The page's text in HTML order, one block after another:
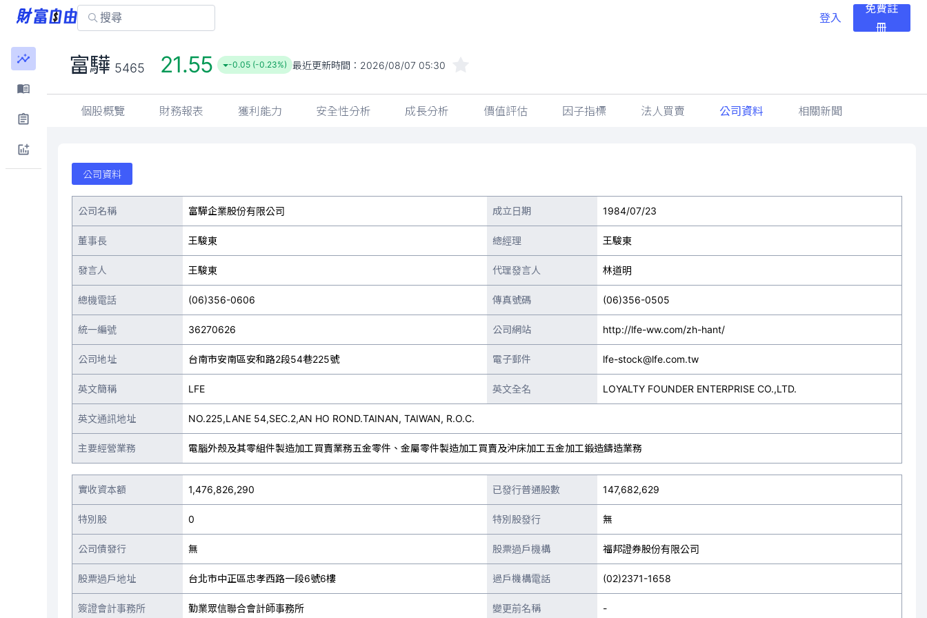
登入
免費註
冊
富驊 5465 21.55 -0.05 (-0.23%) 最近更新時間： 2026/08/07 05:30
個股概覽 財務報表 獲利能力 安全性分析 成長分析 價值評估 因子指標 法人買賣 公司資料 相關新聞
公司資料
公司名稱 富驊企業股份有限公司 成立日期 1984/07/23
董事長 王駿東 總經理 王駿東
發言人 王駿東 代理發言人 林道明
總機電話 (06)356-0606 傳真號碼 (06)356-0505
統一編號 36270626 公司網站 http://lfe-ww.com/zh-hant/
公司地址 台南市安南區安和路2段54巷225號 電子郵件 lfe-stock@lfe.com.tw
英文簡稱 LFE 英文全名 LOYALTY FOUNDER ENTERPRISE CO.,LTD.
英文通訊地址 NO.225,LANE 54,SEC.2,AN HO ROND.TAINAN, TAIWAN, R.O.C.
主要經營業務 電腦外殼及其零組件製造加工買賣業務五金零件、金屬零件製造加工買賣及沖床加工五金加工鍛造鑄造業務
實收資本額 1,476,826,290 已發行普通股數 147,682,629
特別股 0 特別股發行 無
公司債發行 無 股票過戶機構 福邦證券股份有限公司
股票過戶地址 台北市中正區忠孝西路一段6號6樓 過戶機構電話 (02)2371-1658
簽證會計事務所 勤業眾信聯合會計師事務所 變更前名稱 -